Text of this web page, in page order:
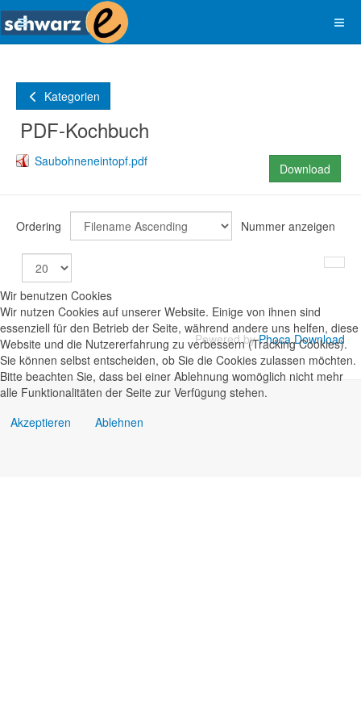
Kategorien
PDF-Kochbuch
Saubohneneintopf.pdf Download
Ordering Nummer anzeigen
Powered byPhoca Download
Wir benutzen Cookies
Wir nutzen Cookies auf unserer Website. Einige von ihnen sind
essenziell für den Betrieb der Seite, während andere uns helfen, diese
Website und die Nutzererfahrung zu verbessern (Tracking Cookies).
Sie können selbst entscheiden, ob Sie die Cookies zulassen möchten.
Bitte beachten Sie, dass bei einer Ablehnung womöglich nicht mehr
alle Funktionalitäten der Seite zur Verfügung stehen.
Akzeptieren
Ablehnen